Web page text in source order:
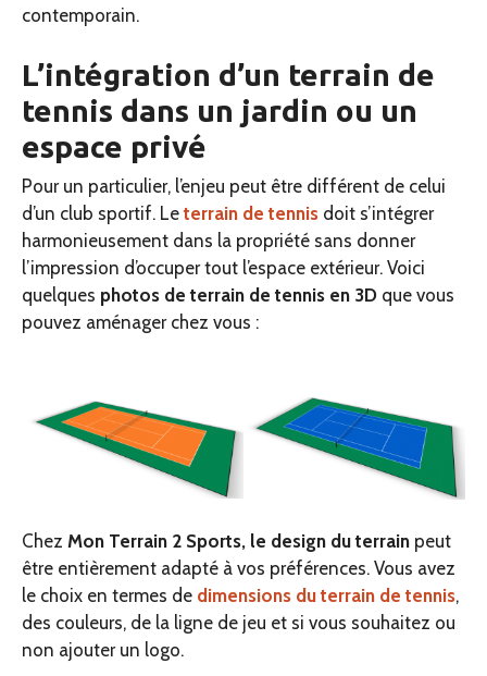
contemporain.
L’intégration d’un terrain de
tennis dans un jardin ou un
espace privé
Pour un particulier, l’enjeu peut être différent de celui
d’un club sportif. Leterrain de tennis doit s’intégrer
harmonieusement dans la propriété sans donner
l’impression d’occuper tout l’espace extérieur. Voici
quelques photos de terrain de tennis en 3D que vous
pouvez aménager chez vous :
Chez Mon Terrain 2 Sports, le design du terrain peut
être entièrement adapté à vos préférences. Vous avez
le choix en termes de dimensions du terrain de tennis,
des couleurs, de la ligne de jeu et si vous souhaitez ou
non ajouter un logo.